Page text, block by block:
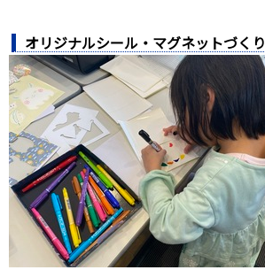
オリジナルシール・マグネットづくり